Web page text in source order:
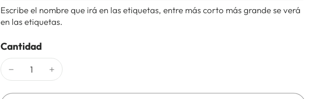
Escribe el nombre que irá en las etiquetas, entre más corto más grande se verá
en las etiquetas.
Cantidad